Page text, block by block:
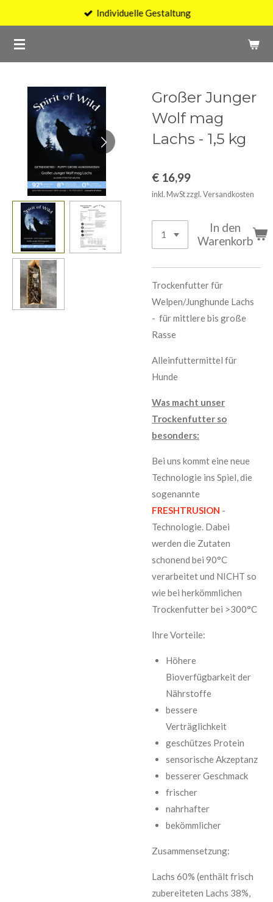
springen
Individuelle Gestaltung
Großer Junger
Wolf mag
Lachs - 1,5 kg
€ 16,99
inkl. MwSt zzgl. Versandkosten
In den
Warenkorb
Trockenfutter für
Welpen/Junghunde Lachs
- für mittlere bis große
Rasse
Alleinfuttermittel für
Hunde
Was macht unser
Trockenfutter so
besonders:
Bei uns kommt eine neue
Technologie ins Spiel, die
sogenannte
FRESHTRUSION -
Technologie. Dabei
werden die Zutaten
schonend bei 90°C
verarbeitet und NICHT so
wie bei herkömmlichen
Trockenfutter bei >300°C
Ihre Vorteile:
Höhere
Bioverfügbarkeit der
Nährstoffe
bessere
Verträglichkeit
geschützes Protein
sensorische Akzeptanz
besserer Geschmack
frischer
nahrhafter
bekömmlicher
Zusammensetzung:
Lachs 60% (enthält frisch
zubereiteten Lachs 38%,